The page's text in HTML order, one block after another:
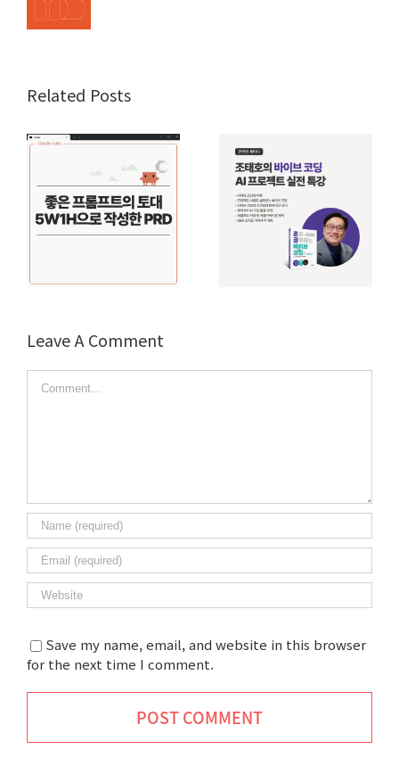
Related Posts
Leave A Comment
Save my name, email, and website in this browser
for the next time I comment.